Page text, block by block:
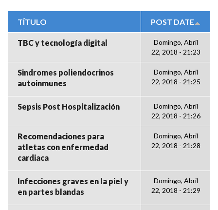
TÍTULO POST DATE
TBC y tecnología digital
Domingo, Abril
22, 2018 - 21:23
Sindromes poliendocrinos
autoinmunes
Domingo, Abril
22, 2018 - 21:25
Sepsis Post Hospitalización
Domingo, Abril
22, 2018 - 21:26
Recomendaciones para
atletas con enfermedad
cardiaca
Domingo, Abril
22, 2018 - 21:28
Infecciones graves en la piel y
en partes blandas
Domingo, Abril
22, 2018 - 21:29